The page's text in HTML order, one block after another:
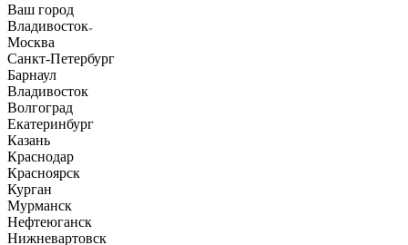
Ваш город
Владивосток
Москва
Санкт-Петербург
Барнаул
Владивосток
Волгоград
Екатеринбург
Казань
Краснодар
Красноярск
Курган
Мурманск
Нефтеюганск
Нижневартовск